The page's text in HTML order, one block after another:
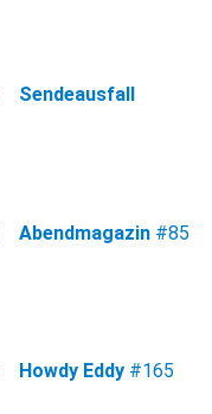
Sendeausfall
Abendmagazin #85
Howdy Eddy #165